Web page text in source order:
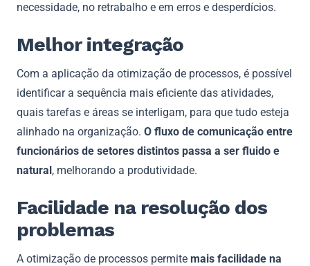
necessidade, no retrabalho e em erros e desperdícios.
Melhor integração
Com a aplicação da otimização de processos, é possível
identificar a sequência mais eficiente das atividades,
quais tarefas e áreas se interligam, para que tudo esteja
alinhado na organização. O fluxo de comunicação entre
funcionários de setores distintos passa a ser fluido e
natural, melhorando a produtividade.
Facilidade na resolução dos
problemas
A otimização de processos permite mais facilidade na